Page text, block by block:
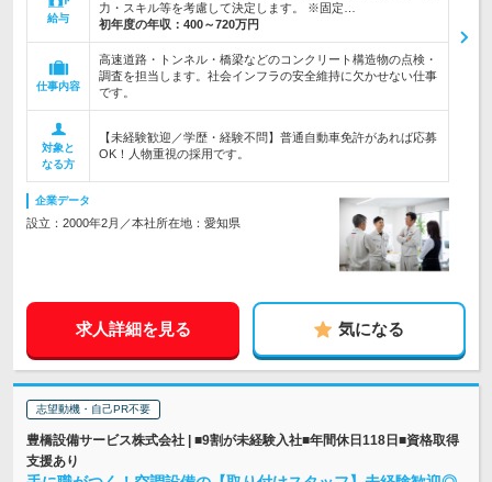
給与
力・スキル等を考慮して決定します。 ※固定…
初年度の年収： 400～720万円
仕事内容
高速道路・トンネル・橋梁などのコンクリート構造物の点検・
調査を担当します。社会インフラの安全維持に欠かせない仕事
です。
対象と
なる方
【未経験歓迎／学歴・経験不問】普通自動車免許があれば応募
OK！人物重視の採用です。
企業データ
設立：2000年2月／本社所在地：愛知県
求人詳細を見る 気になる
志望動機・自己PR不要
豊橋設備サービス株式会社 | ■9割が未経験入社■年間休日118日■資格取得
支援あり